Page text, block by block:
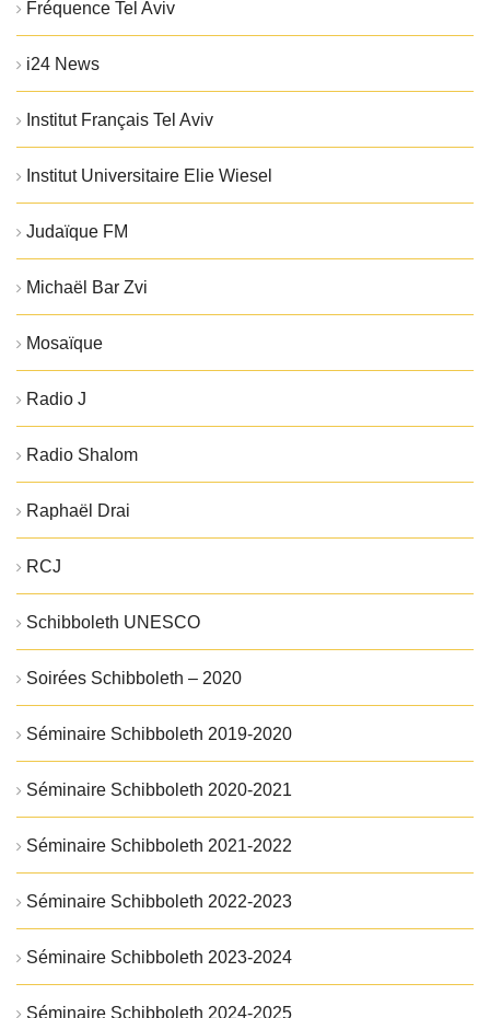
Fréquence Tel Aviv
i24 News
Institut Français Tel Aviv
Institut Universitaire Elie Wiesel
Judaïque FM
Michaël Bar Zvi
Mosaïque
Radio J
Radio Shalom
Raphaël Drai
RCJ
Schibboleth UNESCO
Soirées Schibboleth – 2020
Séminaire Schibboleth 2019-2020
Séminaire Schibboleth 2020-2021
Séminaire Schibboleth 2021-2022
Séminaire Schibboleth 2022-2023
Séminaire Schibboleth 2023-2024
Séminaire Schibboleth 2024-2025